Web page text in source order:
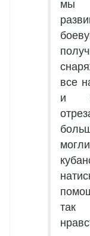
все
и
так